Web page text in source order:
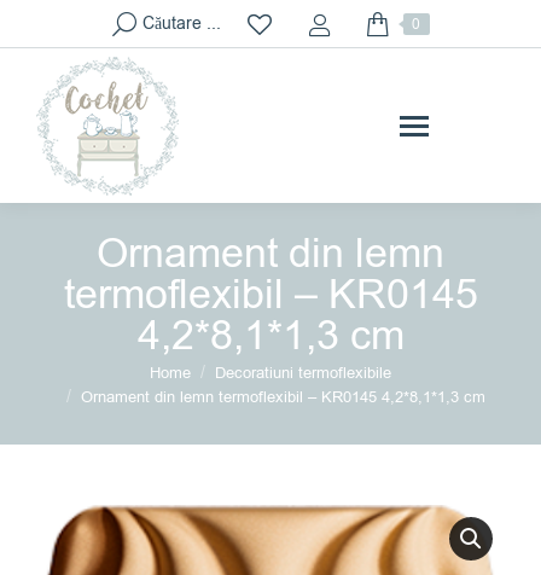
Search:Căutare ... 0
Ornament din lemn
termoflexibil – KR0145
4,2*8,1*1,3 cm
You are here:Home
Decoratiuni termoflexibile
Ornament din lemn termoflexibil – KR0145 4,2*8,1*1,3 cm